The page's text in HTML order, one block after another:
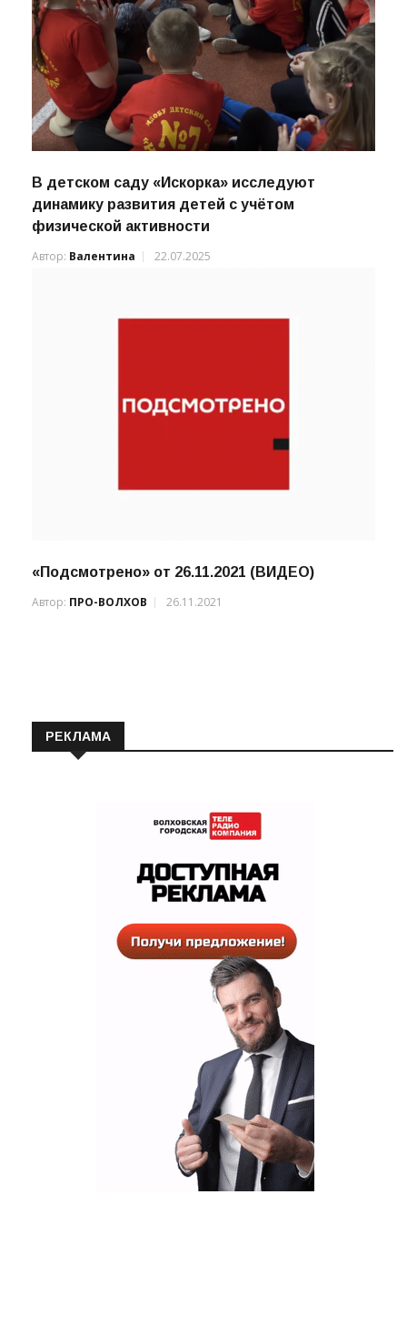
В детском саду «Искорка» исследуют
динамику развития детей с учётом
физической активности
Автор: Валентина 22.07.2025
«Подсмотрено» от 26.11.2021 (ВИДЕО)
Автор: ПРО-ВОЛХОВ 26.11.2021
РЕКЛАМА